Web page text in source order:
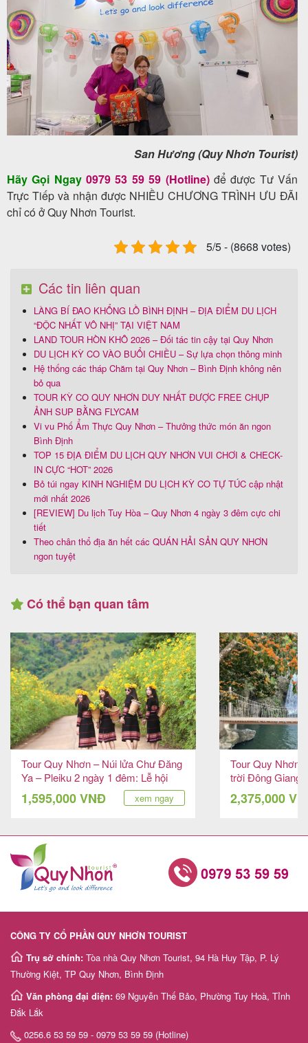
San Hương (Quy Nhơn Tourist)
Hãy Gọi Ngay 0979 53 59 59 (Hotline) để được Tư Vấn
Trực Tiếp và nhận được NHIỀU CHƯƠNG TRÌNH ƯU ĐÃI
chỉ có ở Quy Nhơn Tourist.
5/5 - (8668 votes)
Các tin liên quan
LÀNG BÍ ĐAO KHỔNG LỒ BÌNH ĐỊNH – ĐỊA ĐIỂM DU LỊCH
“ĐỘC NHẤT VÔ NHỊ” TẠI VIỆT NAM
LAND TOUR HÒN KHÔ 2026 – Đối tác tin cậy tại Quy Nhơn
DU LỊCH KỲ CO VÀO BUỔI CHIỀU – Sự lựa chọn thông minh
Hệ thống các tháp Chăm tại Quy Nhơn – Bình Định không nên
bỏ qua
TOUR KỲ CO QUY NHƠN DUY NHẤT ĐƯỢC FREE CHỤP
ẢNH SUP BẰNG FLYCAM
Vi vu Phố Ẩm Thực Quy Nhơn – Thưởng thức món ăn ngon
Bình Định
TOP 15 ĐỊA ĐIỂM DU LỊCH QUY NHƠN VUI CHƠI & CHECK-
IN CỰC “HOT” 2026
Bỏ túi ngay KINH NGHIỆM DU LỊCH KỲ CO TỰ TÚC cập nhật
mới nhất 2026
[REVIEW] Du lịch Tuy Hòa – Quy Nhơn 4 ngày 3 đêm cực chi
tiết
Theo chân thổ địa ăn hết các QUÁN HẢI SẢN QUY NHƠN
ngon tuyệt
Có thể bạn quan tâm
Tour Quy Nhơn – Núi lửa Chư Đăng
Ya – Pleiku 2 ngày 1 đêm: Lễ hội
Hoa dã quỳ
1,595,000 VNĐ xem ngay
Tour Quy Nhơn
trời Đông Giang
tác giữa đại ngàn
2,375,000
CÔNG TY CỔ PHẦN QUY NHƠN TOURIST
Trụ sở chính: Tòa nhà Quy Nhơn Tourist, 94 Hà Huy Tập, P. Lý
Thường Kiệt, TP Quy Nhơn, Bình Định
Văn phòng đại diện: 69 Nguyễn Thế Bảo, Phường Tuy Hoà, Tỉnh
Đắk Lắk
0256.6 53 59 59 - 0979 53 59 59 (Hotline)